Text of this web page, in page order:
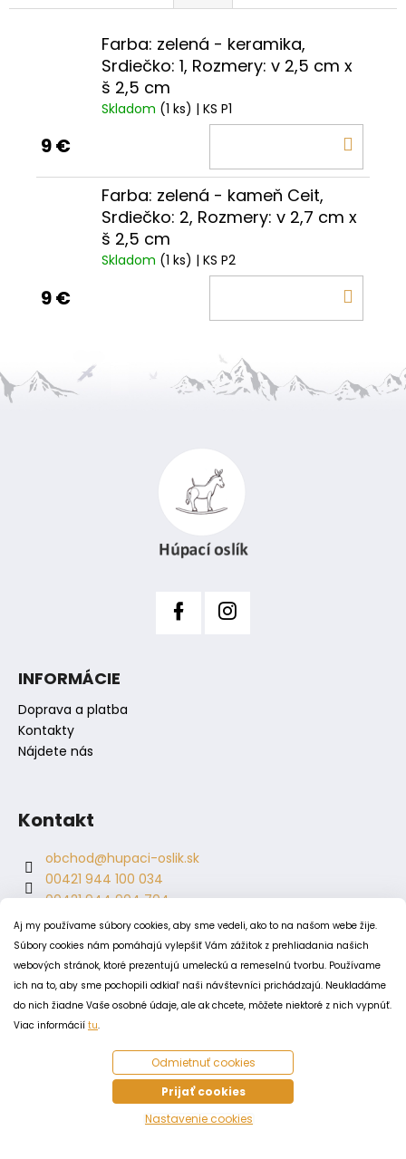
Aj my používame súbory cookies, aby sme vedeli, ako to na našom webe žije.
Súbory cookies nám pomáhajú vylepšiť Vám zážitok z prehliadania našich
webových stránok, ktoré prezentujú umeleckú a remeselnú tvorbu. Používame
ich na to, aby sme pochopili odkiaľ naši návštevníci prichádzajú. Neukladáme
do nich žiadne Vaše osobné údaje, ale ak chcete, môžete niektoré z nich vypnúť.
Viac informácií tu.
Odmietnuť cookies
Prijať cookies
Nastavenie cookies
Farba: zelená - keramika,
Srdiečko: 1, Rozmery: v 2,5 cm x
š 2,5 cm
Skladom (1 ks) | KS P1
9 €
Farba: zelená - kameň Ceit,
Srdiečko: 2, Rozmery: v 2,7 cm x
š 2,5 cm
Skladom (1 ks) | KS P2
9 €
INFORMÁCIE
Doprava a platba
Kontakty
Nájdete nás
Kontakt
obchod@hupaci-oslik.sk
00421 944 100 034
00421 944 904 704
hupaci.oslik
dagmar.juricova
PODMIENKY
Obchodné podmienky
Odstúpenie od zmluvy
Zásady spracovania a ochrany osobných údajov
Zásady používania súborov cookie